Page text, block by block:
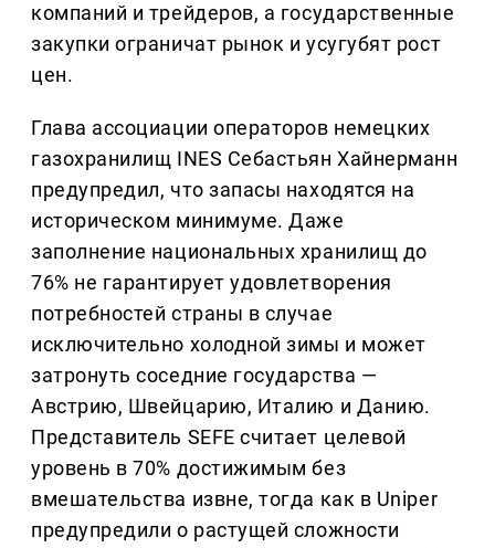
компаний и трейдеров, а государственные
закупки ограничат рынок и усугубят рост
цен.
Глава ассоциации операторов немецких
газохранилищ INES Себастьян Хайнерманн
предупредил, что запасы находятся на
историческом минимуме. Даже
заполнение национальных хранилищ до
76% не гарантирует удовлетворения
потребностей страны в случае
исключительно холодной зимы и может
затронуть соседние государства —
Австрию, Швейцарию, Италию и Данию.
Представитель SEFE считает целевой
уровень в 70% достижимым без
вмешательства извне, тогда как в Uniper
предупредили о растущей сложности